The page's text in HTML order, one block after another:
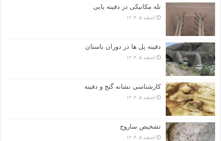
تله مکانیکی در دفینه یابی
اسفند ۵, ۱۴۰۴
دفینه پل ها در دوران باستان
اسفند ۵, ۱۴۰۴
کارشناسی نشانه گنج و دفینه
اسفند ۵, ۱۴۰۴
تشخیص ساروج
اسفند ۵, ۱۴۰۴